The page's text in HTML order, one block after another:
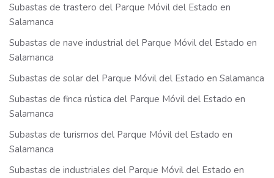
Subastas de trastero del Parque Móvil del Estado en
Salamanca
Subastas de nave industrial del Parque Móvil del Estado en
Salamanca
Subastas de solar del Parque Móvil del Estado en Salamanca
Subastas de finca rústica del Parque Móvil del Estado en
Salamanca
Subastas de turismos del Parque Móvil del Estado en
Salamanca
Subastas de industriales del Parque Móvil del Estado en